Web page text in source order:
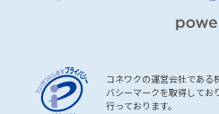
コネワクの運営会社である
バシーマークを取得してお
行っております。